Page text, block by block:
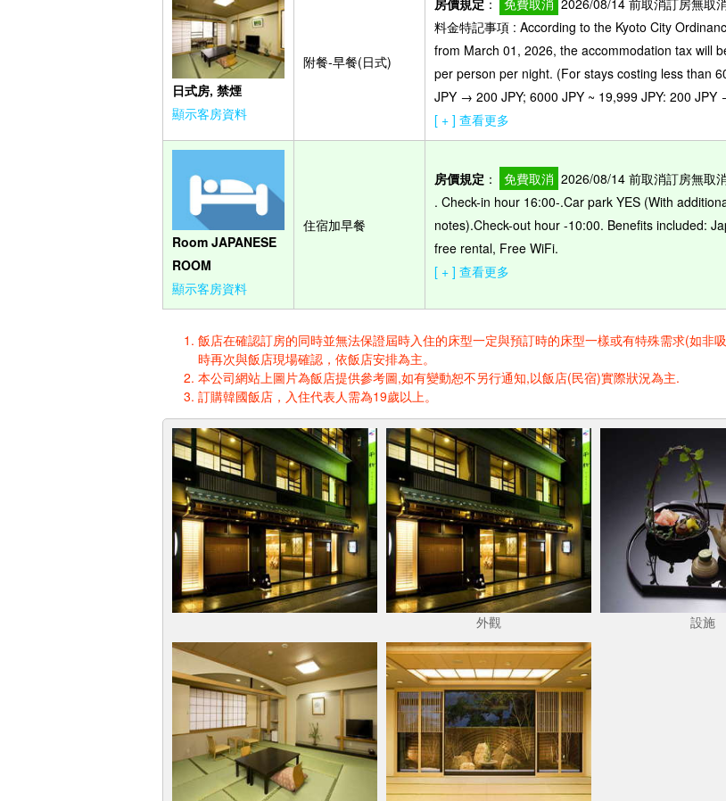
日式房, 禁煙
顯示客房資料
附餐-早餐(日式)
房價規定 ： 免費取消 2026/08/14 前取消訂房無取
料金特記事項 : According to the Kyoto City
from March 01, 2026, the accommodation tax will
per person per night. (For stays costing less than
JPY → 200 JPY; 6000 JPY ~ 19,999 JPY: 200 JPY
[ + ] 查看更多
Room JAPANESE
ROOM
顯示客房資料
住宿加早餐
房價規定 ： 免費取消 2026/08/14 前取消訂房無取
. Check-in hour 16:00-.Car park YES (With
notes).Check-out hour -10:00. Benefits included:
free rental, Free WiFi.
[ + ] 查看更多
飯店在確認訂房的同時並無法保證屆時入住的床型一定與預訂時的床型一樣或有特殊需求(如非
時再次與飯店現場確認，依飯店安排為主。
本公司網站上圖片為飯店提供參考圖,如有變動恕不另行通知,以飯店(民宿)實際狀況為主.
訂購韓國飯店，入住代表人需為19歲以上。
外觀 設施